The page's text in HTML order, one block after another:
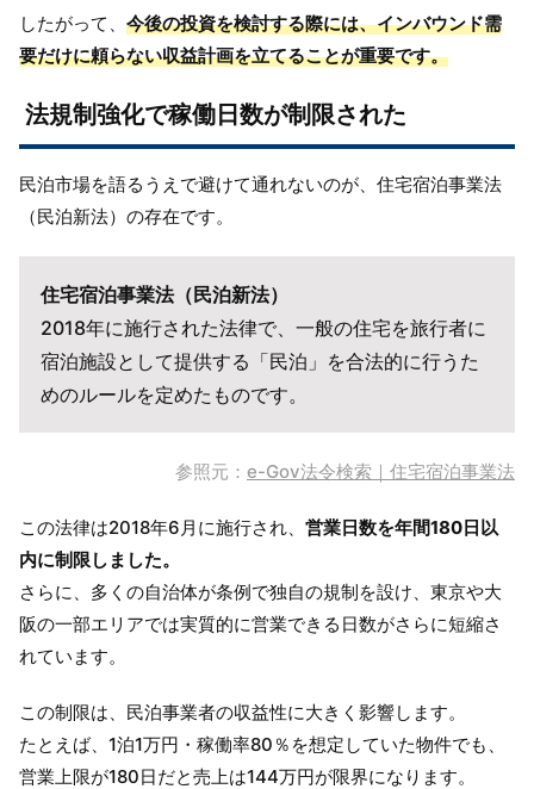
したがって、 今後の投資を検討する際には、インバウンド需
要だけに頼らない収益計画を立てることが重要です。
法規制強化で稼働日数が制限された
民泊市場を語るうえで避けて通れないのが、住宅宿泊事業法
（民泊新法）の存在です。
住宅宿泊事業法（民泊新法）
2018年に施行された法律で、一般の住宅を旅行者に
宿泊施設として提供する「民泊」を合法的に行うた
めのルールを定めたものです。
参照元： e-Gov法令検索｜住宅宿泊事業法
この法律は2018年6月に施行され、 営業日数を年間180日以
内に制限しました。
さらに、多くの自治体が条例で独自の規制を設け、東京や大
阪の一部エリアでは実質的に営業できる日数がさらに短縮さ
れています。
この制限は、民泊事業者の収益性に大きく影響します。
たとえば、1泊1万円・稼働率80％を想定していた物件でも、
営業上限が180日だと売上は144万円が限界になります。